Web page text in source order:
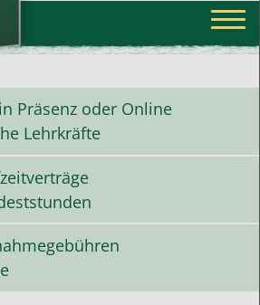
Präsenz oder Online
Lehrkräfte